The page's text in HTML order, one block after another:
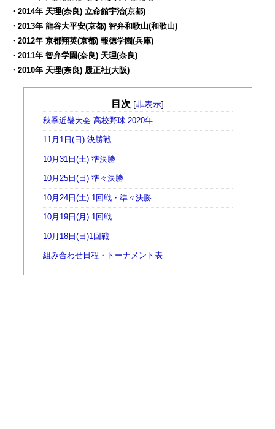
・2014年 天理(奈良) 立命館宇治(京都)
・2013年 龍谷大平安(京都) 智弁和歌山(和歌山)
・2012年 京都翔英(京都) 報徳学園(兵庫)
・2011年 智弁学園(奈良) 天理(奈良)
・2010年 天理(奈良) 履正社(大阪)
目次 [非表示]
秋季近畿大会 高校野球 2020年
11月1日(日) 決勝戦
10月31日(土) 準決勝
10月25日(日) 準々決勝
10月24日(土) 1回戦・準々決勝
10月19日(月) 1回戦
10月18日(日)1回戦
組み合わせ日程・トーナメント表